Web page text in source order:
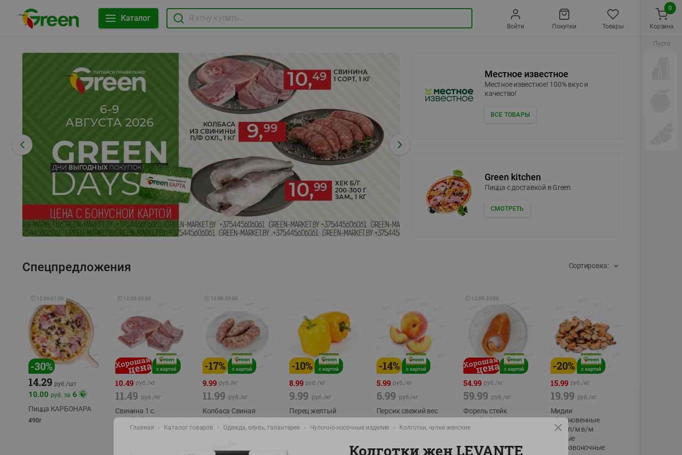
Каталог
Войти Покупки Товары
Местное известное
Местное известное! 100% вкус и
качество!
ВСЕ ТОВАРЫ
Green kitchen
Пицца c доставкой в Green
СМОТРЕТЬ
Спецпредложения Сортировка:
🕘 12:00-21:00
-30%
14.29 руб./шт
10.00 руб. за 6
Пицца КАРБОНАРА
490г
🕘 12:00-20:00
10.49 руб./кг
11.49 руб./кг
Свинина 1 с.
полуфабрикат,
охлажденный 1 кг
🕘 12:00-20:00
-17%
9.99 руб./кг
11.99 руб./кг
Колбаса Свиная
полуфабрикат,
охлажд
-10%
8.99 руб./кг
9.99 руб./кг
Перец желтый
Беларусь
фасовка: 0,3-0,7кг
-14%
5.99 руб./кг
6.99 руб./кг
Персик свежий вес
🕘 12:00-20:00
54.99 руб./кг
59.99 руб./кг
Форель стейк
полуфабрикат,
охлажденный
-20%
15.99 руб./кг
19.99 руб./кг
Мидии
обыкновенные
мясо п/м в/м
водные
беспозвоночные
Корзина
0
Пусто
Главная Каталог товаров Одежда, обувь, галантерея Чулочно-носочные изделия Колготки, чулки женские
Колготки жен LEVANTE